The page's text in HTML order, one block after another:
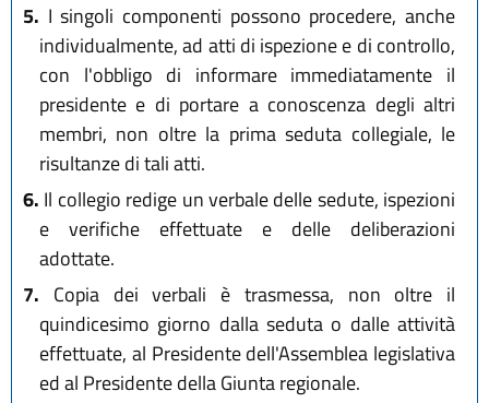
5. I singoli componenti possono procedere, anche
individualmente, ad atti di ispezione e di controllo,
con l'obbligo di informare immediatamente il
presidente e di portare a conoscenza degli altri
membri, non oltre la prima seduta collegiale, le
risultanze di tali atti.
6. Il collegio redige un verbale delle sedute, ispezioni
e verifiche effettuate e delle deliberazioni
adottate.
7. Copia dei verbali è trasmessa, non oltre il
quindicesimo giorno dalla seduta o dalle attività
effettuate, al Presidente dell'Assemblea legislativa
ed al Presidente della Giunta regionale.